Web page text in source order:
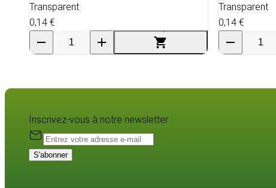
Transparent
0,14 €
Transparent
0,14 €
Inscrivez-vous à notre newsletter :
S'abonner